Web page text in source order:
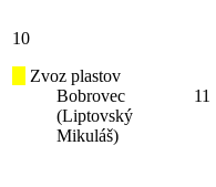
10
Zvoz plastov
Bobrovec
(Liptovský
Mikuláš)
11